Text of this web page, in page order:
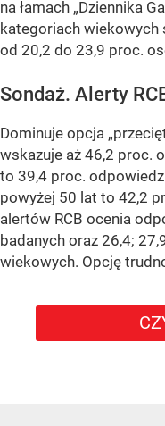
na łamach „Dziennika
kategoriach
od 20,2 do 23,9 proc.
Sondaż. Alerty
Dominuje opcja
wskazuje aż 46,2 proc.
to 39,4 proc.
powyżej 50 lat to 42,2
alertów RCB ocenia
badanych oraz 26,4;
wiekowych. Opcję